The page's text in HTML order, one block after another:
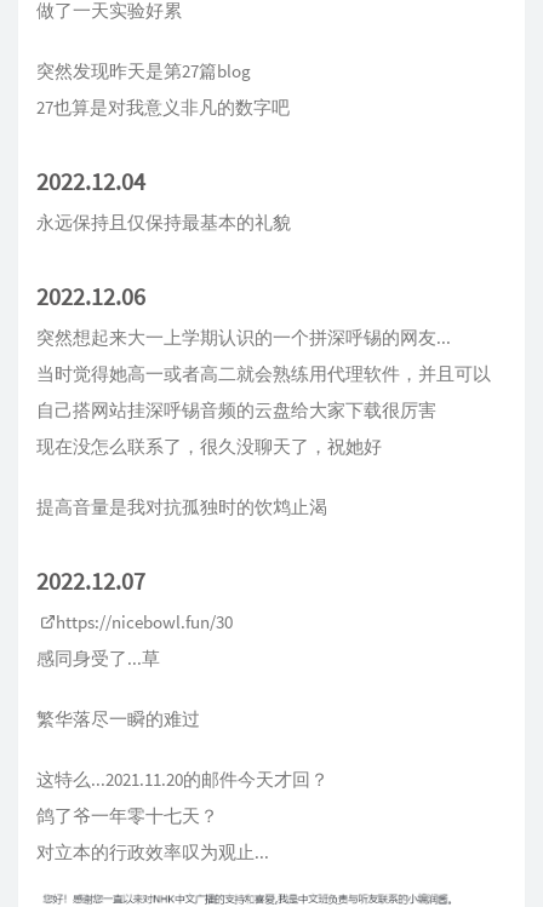
做了一天实验好累
突然发现昨天是第27篇blog
27也算是对我意义非凡的数字吧
2022.12.04
永远保持且仅保持最基本的礼貌
2022.12.06
突然想起来大一上学期认识的一个拼深呼锡的网友...
当时觉得她高一或者高二就会熟练用代理软件，并且可以
自己搭网站挂深呼锡音频的云盘给大家下载很厉害
现在没怎么联系了，很久没聊天了，祝她好
提高音量是我对抗孤独时的饮鸩止渴
2022.12.07
https://nicebowl.fun/30
感同身受了...草
繁华落尽一瞬的难过
这特么...2021.11.20的邮件今天才回？
鸽了爷一年零十七天？
对立本的行政效率叹为观止...